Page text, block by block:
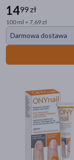
1499 zł
100 ml = 7,69 zł
Darmowa dostawa